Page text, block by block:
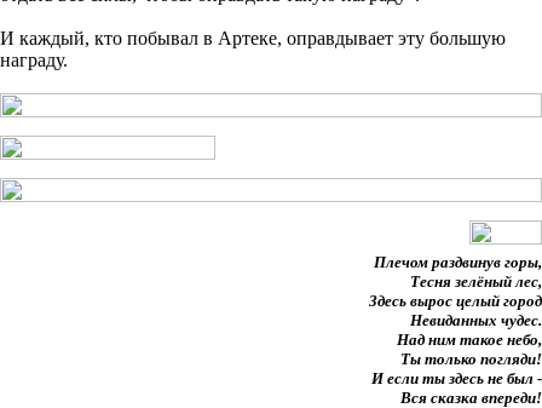
И каждый, кто побывал в Артеке, оправдывает эту большую
награду.
Плечом раздвинув горы,
Тесня зелёный лес,
Здесь вырос целый город
Невиданных чудес.
Над ним такое небо,
Ты только погляди!
И если ты здесь не был -
Вся сказка впереди!